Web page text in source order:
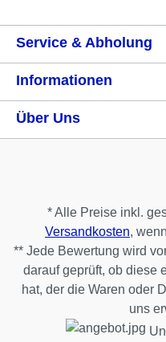
Service & Abholung
Informationen
Über Uns
* Alle Preise inkl.
Versandkosten,
** Jede Bewertung wird
darauf geprüft, ob diese
hat, der die Waren oder
uns